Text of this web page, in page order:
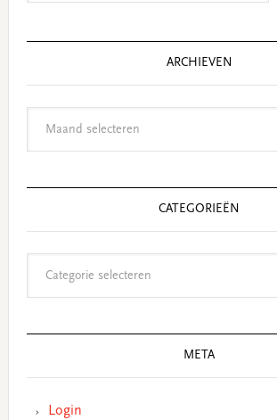
ARCHIEVEN
CATEGORIEËN
META
Login